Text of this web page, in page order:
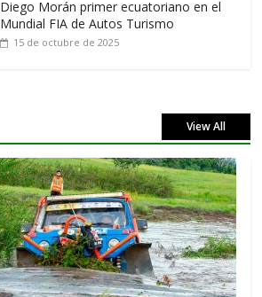
Diego Morán primer ecuatoriano en el
Mundial FIA de Autos Turismo
15 de octubre de 2025
View All